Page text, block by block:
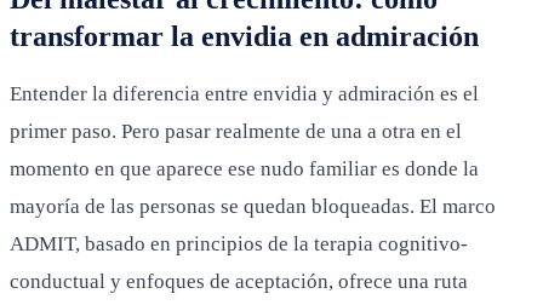
transformar la envidia en admiración
Entender la diferencia entre envidia y admiración es el
primer paso. Pero pasar realmente de una a otra en el
momento en que aparece ese nudo familiar es donde la
mayoría de las personas se quedan bloqueadas. El marco
ADMIT, basado en principios de la terapia cognitivo-
conductual y enfoques de aceptación, ofrece una ruta